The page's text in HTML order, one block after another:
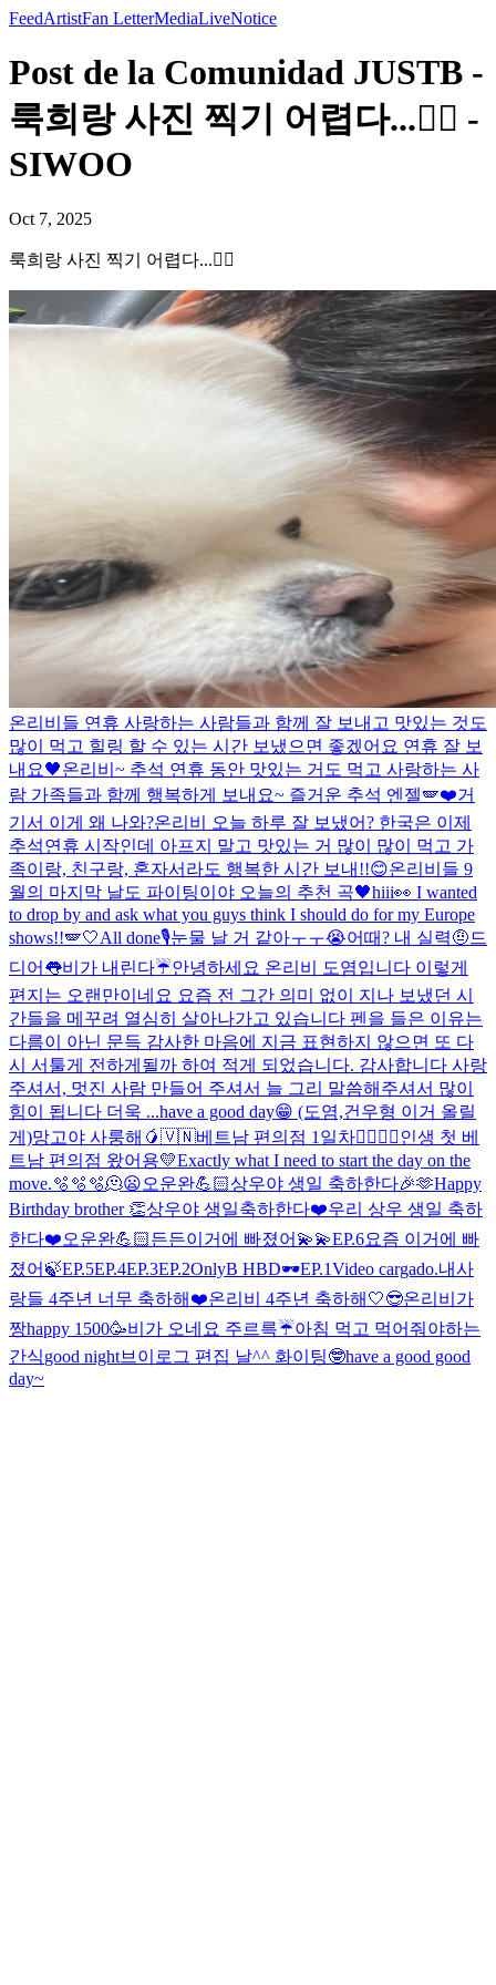
FeedArtistFan LetterMediaLiveNotice
Post de la Comunidad JUSTB -
룩희랑 사진 찍기 어렵다...😵‍💫 -
SIWOO
Oct 7, 2025
룩희랑 사진 찍기 어렵다...😵‍💫
온리비들 연휴 사랑하는 사람들과 함께 잘 보내고 맛있는 것도
많이 먹고 힐링 할 수 있는 시간 보냈으면 좋겠어요 연휴 잘 보
내요🖤온리비~ 추석 연휴 동안 맛있는 거도 먹고 사랑하는 사
람 가족들과 함께 행복하게 보내요~ 즐거운 추석 엔젤🪽❤️거
기서 이게 왜 나와?온리비 오늘 하루 잘 보냈어? 한국은 이제
추석연휴 시작인데 아프지 말고 맛있는 거 많이 많이 먹고 가
족이랑, 친구랑, 혼자서라도 행복한 시간 보내!!😊온리비들 9
월의 마지막 날도 파이팅이야 오늘의 추천 곡🖤hiii👀 I wanted
to drop by and ask what you guys think I should do for my Europe
shows!!🪽🤍All done🎙️눈물 날 거 같아ㅜㅜ😭어때? 내 실력🤨드
디어👅비가 내린다☔️안녕하세요 온리비 도염입니다 이렇게
편지는 오랜만이네요 요즘 전 그간 의미 없이 지나 보냈던 시
간들을 메꾸려 열심히 살아나가고 있습니다 펜을 들은 이유는
다름이 아닌 문득 감사한 마음에 지금 표현하지 않으면 또 다
시 서툴게 전하게될까 하여 적게 되었습니다. 감사합니다 사랑
주셔서, 멋진 사람 만들어 주셔서 늘 그리 말씀해주셔서 많이
힘이 됩니다 더욱 ...have a good day😁 (도염,건우형 이거 올릴
게)망고야 사룽해🥭🇻🇳베트남 편의점 1일차👍🏻👍🏻인생 첫 베
트남 편의점 왔어용💛Exactly what I need to start the day on the
move.🫧🫧🫧🫠😦오운완💪🏻상우야 생일 축하한다🎉🫶Happy
Birthday brother 👏상우야 생일축하한다❤️우리 상우 생일 축하
한다❤️오운완💪🏻든든이거에 빠졌어💫💫EP.6요즘 이거에 빠
졌어🍃EP.5EP.4EP.3EP.2OnlyB HBD🕶️EP.1Video cargado.내사
랑들 4주년 너무 축하해❤️온리비 4주년 축하해🤍😎온리비가
짱happy 1500🥳비가 오네요 주르륵☔️아침 먹고 먹어줘야하는
간식good night브이로그 편집 날^^ 화이팅🤓have a good good
day~